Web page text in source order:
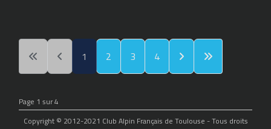
1 2 3 4
Page 1 sur 4
Copyright © 2012-2021 Club Alpin Français de Toulouse - Tous droits